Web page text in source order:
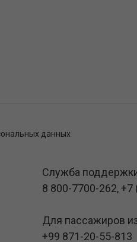
данных
Служба
8 800-7700-262,+7
Для пассажиров
+99 871-20-55-813